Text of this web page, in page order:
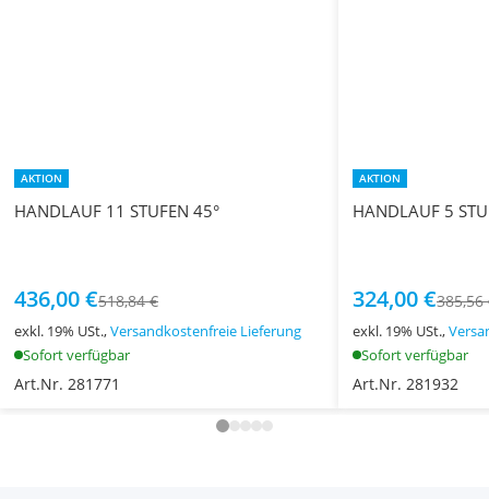
AKTION
HANDLAUF 11 STUFEN 45°
436,00 €518,84 €
exkl. 19% USt.,Versandkostenfreie Lieferung
Sofort verfügbar
Art.Nr. 281771
AKTION
HANDLAUF 5
324,00 €385,56
exkl. 19% USt.,
Sofort verfügbar
Art.Nr. 281932